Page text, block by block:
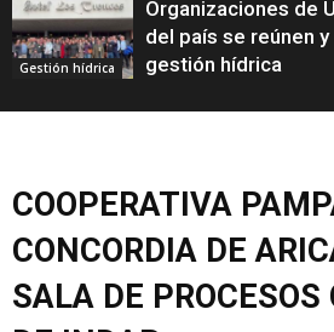
Gestión hídrica
Organizaciones de
del país se reúnen
gestión hídrica
COOPERATIVA
CONCORDIA DE
SALA DE PROCESOS